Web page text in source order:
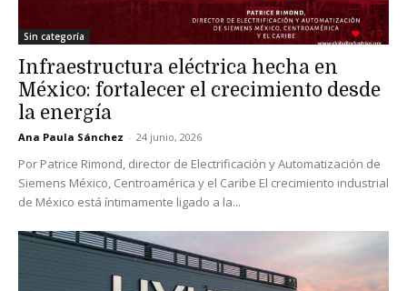
Sin categoría
Infraestructura eléctrica hecha en
México: fortalecer el crecimiento desde
la energía
Ana Paula Sánchez - 24 junio, 2026
Por Patrice Rimond, director de Electrificación y Automatización de
Siemens México, Centroamérica y el Caribe El crecimiento industrial
de México está íntimamente ligado a la...